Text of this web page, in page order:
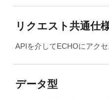
リクエスト共通仕
APIを介してECHOにアク
データ型